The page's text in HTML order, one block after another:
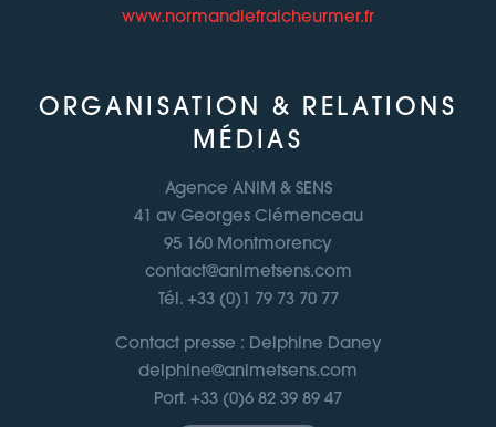
www.normandiefraicheurmer.fr
ORGANISATION & RELATIONS
MÉDIAS
Agence ANIM & SENS
41 av Georges Clémenceau
95 160 Montmorency
contact@animetsens.com
Tél. +33 (0)1 79 73 70 77
Contact presse : Delphine Daney
delphine@animetsens.com
Port. +33 (0)6 82 39 89 47